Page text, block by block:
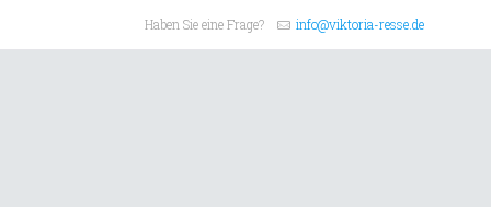
Haben Sie eine Frage? info@viktoria-resse.de